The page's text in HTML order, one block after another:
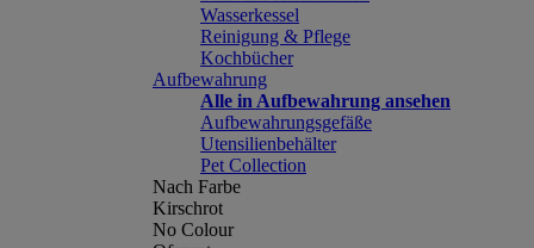
Wasserkessel
Reinigung & Pflege
Kochbücher
Aufbewahrung
Alle in Aufbewahrung ansehen
Aufbewahrungsgefäße
Utensilienbehälter
Pet Collection
Nach Farbe
Kirschrot
No Colour